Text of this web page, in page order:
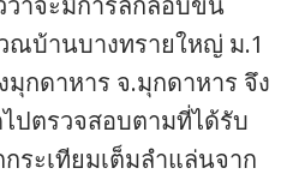
ณบ้านบางทรายใหญ่ ม.1
กดาหาร จ.มุกดาหาร จึง
ปตรวจสอบตามที่ได้รับ
ระเทียมเต็มลำแล่นจาก